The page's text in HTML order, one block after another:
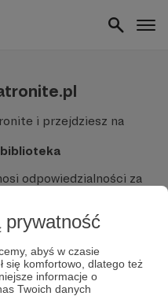
prywatność
abyś w czasie
się komfortowo, dlatego też
informacje o
Twoich danych
i przejdziesz na
odpowiedzialności za
ani informacji
stronach.
zanim klikniesz przycisk
Patronite i zweryfikuj